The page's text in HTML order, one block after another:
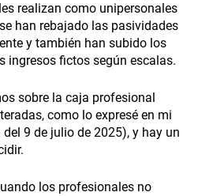
realizan como unipersonales
han rebajado las pasividades
y también han subido los
ingresos fictos según escalas.
sobre la caja profesional
como lo expresé en mi
del 9 de julio de 2025), y hay un
los profesionales no